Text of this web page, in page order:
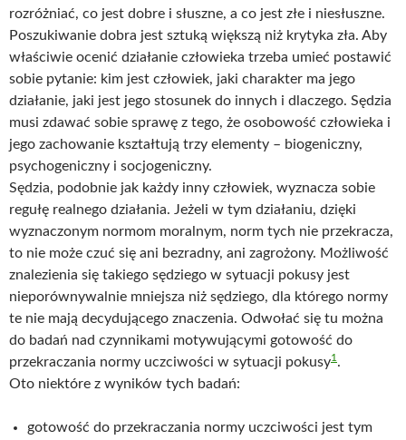
rozróżniać, co jest dobre i słuszne, a co jest złe i niesłuszne.
Poszukiwanie dobra jest sztuką większą niż krytyka zła. Aby
właściwie ocenić działanie człowieka trzeba umieć postawić
sobie pytanie: kim jest człowiek, jaki charakter ma jego
działanie, jaki jest jego stosunek do innych i dlaczego. Sędzia
musi zdawać sobie sprawę z tego, że osobowość człowieka i
jego zachowanie kształtują trzy elementy – biogeniczny,
psychogeniczny i socjogeniczny.
Sędzia, podobnie jak każdy inny człowiek, wyznacza sobie
regułę realnego działania. Jeżeli w tym działaniu, dzięki
wyznaczonym normom moralnym, norm tych nie przekracza,
to nie może czuć się ani bezradny, ani zagrożony. Możliwość
znalezienia się takiego sędziego w sytuacji pokusy jest
nieporównywalnie mniejsza niż sędziego, dla którego normy
te nie mają decydującego znaczenia. Odwołać się tu można
do badań nad czynnikami motywującymi gotowość do
przekraczania normy uczciwości w sytuacji pokusy1 .
Oto niektóre z wyników tych badań:
gotowość do przekraczania normy uczciwości jest tym